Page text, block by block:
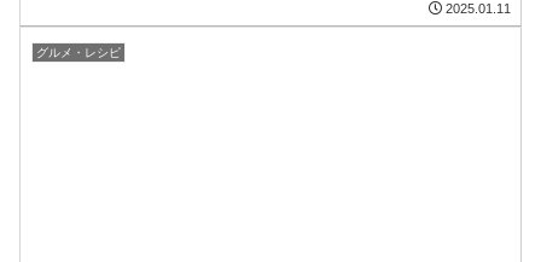
料理1位決定戦をまとめます。まとめ今回の記事では、2025年1月11
飯器ギャルのレシ...
2025.01.11
グルメ・レシピ